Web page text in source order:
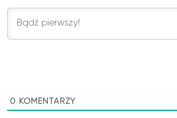
0 KOMENTARZY